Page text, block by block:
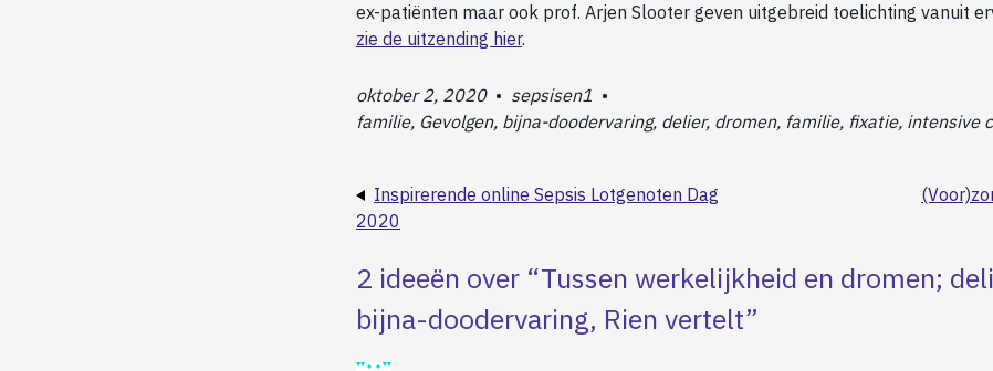
ex-patiënten maar ook prof. Arjen Slooter geven uitgebreid toelichting vanuit
zie de uitzending hier.
oktober 2, 2020 • sepsisen1 •
familie, Gevolgen, bijna-doodervaring, delier, dromen, familie, fixatie, intensive
Inspirerende online Sepsis Lotgenoten Dag
2020
2 ideeën over “Tussen werkelijkheid en dromen;
bijna-doodervaring, Rien vertelt”